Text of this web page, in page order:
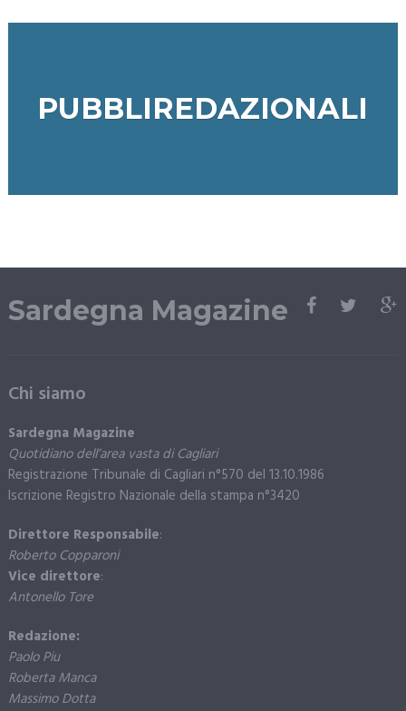
PUBBLIREDAZIONALI
Sardegna Magazine
Chi siamo
Sardegna Magazine
Quotidiano dell’area vasta di Cagliari
Registrazione Tribunale di Cagliari n°570 del 13.10.1986
Iscrizione Registro Nazionale della stampa n°3420
Direttore Responsabile:
Roberto Copparoni
Vice direttore:
Antonello Tore
Redazione:
Paolo Piu
Roberta Manca
Massimo Dotta